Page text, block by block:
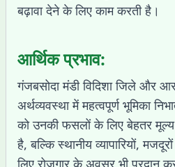
बढ़ावा देने के लिए काम करती है।
आर्थिक प्रभाव:
गंजबसोदा मंडी विदिशा जिले और
अर्थव्यवस्था में महत्वपूर्ण भूमिका
को उनकी फसलों के लिए बेहतर
है, बल्कि स्थानीय व्यापारियों,